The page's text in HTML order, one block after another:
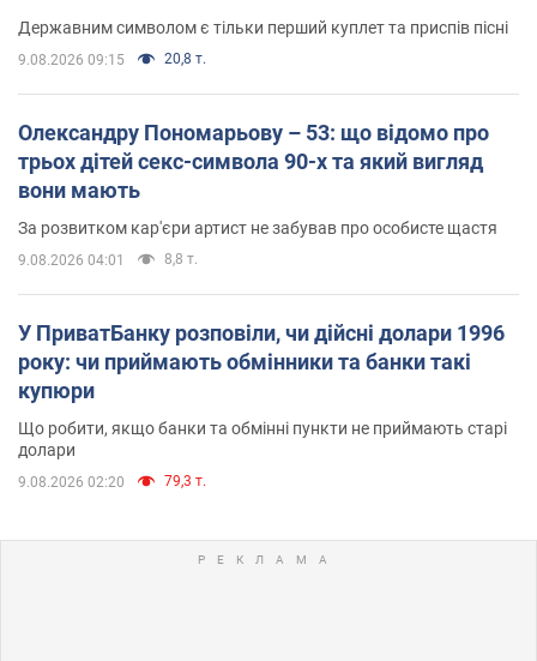
Державним символом є тільки перший куплет та приспів пісні
9.08.2026 09:15 20,8 т.
Олександру Пономарьову – 53: що відомо про
трьох дітей секс-символа 90-х та який вигляд
вони мають
За розвитком кар'єри артист не забував про особисте щастя
9.08.2026 04:01 8,8 т.
У ПриватБанку розповіли, чи дійсні долари 1996
року: чи приймають обмінники та банки такі
купюри
Що робити, якщо банки та обмінні пункти не приймають старі
долари
9.08.2026 02:20 79,3 т.